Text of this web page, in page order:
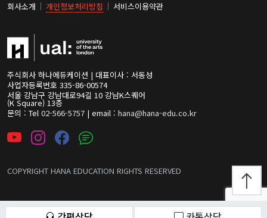
회사소개 개인정보처리방침 서비스이용약관
주식회사 하나에듀케이션 | 대표이사 : 서동성
사업자등록번호 335-86-00574
서울 강남구 강남대로94길 10 강남K스퀘어
(K Square) 13층
문의 : Tel 02-566-5757 | email : hana@hana-edu.co.kr
COPYRIGHT HANA EDUCATION RIGHTS RESERVED